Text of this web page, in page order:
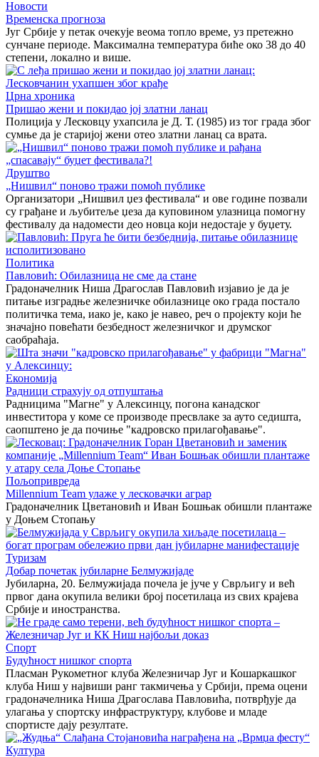
Новости
Временска прогноза
Југ Србије у петак очекује веома топло време, уз претежно
сунчане периоде. Максимална температура биће око 38 до 40
степени, локално и више.
Црна хроника
Пришао жени и покидао јој златни ланац
Полиција у Лесковцу ухапсила је Д. Т. (1985) из тог града због
сумње да је старијој жени отео златни ланац са врата.
Друштво
„Нишвил“ поново тражи помоћ публике
Организатори „Нишвил џез фестивала“ и ове године позвали
су грађане и љубитеље џеза да куповином улазница помогну
фестивалу да надомести део новца који недостаје у буџету.
Политика
Павловић: Обилазница не сме да стане
Градоначелник Ниша Драгослав Павловић изјавио је да је
питање изградње железничке обилазнице око града постало
политичка тема, иако је, како је навео, реч о пројекту који ће
значајно повећати безбедност железничког и друмског
саобраћаја.
Економија
Радници страхују од отпуштања
Радницима "Магне" у Алексинцу, погона канадског
инвеститора у коме се производе пресвлаке за ауто седишта,
саопштено је да почиње "кадровско прилагођавање".
Пољопривреда
Millennium Team улаже у лесковачки аграр
Градоначелник Цветановић и Иван Бошњак обишли плантаже
у Доњем Стопању
Туризам
Добар почетак јубиларне Белмужијаде
Јубиларна, 20. Белмужијада почела је јуче у Сврљигу и већ
првог дана окупила велики број посетилаца из свих крајева
Србије и иностранства.
Спорт
Будућност нишког спорта
Пласман Рукометног клуба Железничар Југ и Кошаркашког
клуба Ниш у највиши ранг такмичења у Србији, према оцени
градоначелника Ниша Драгослава Павловића, потврђује да
улагања у спортску инфраструктуру, клубове и младе
спортисте дају резултате.
Култура